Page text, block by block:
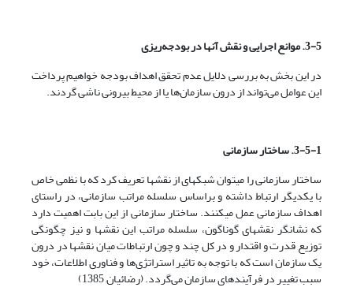
3-5. موانع اجرایی و نقش آنها در بودجه‌ریزی
در این بخش به بررسی دلایل عدم تحقق اهداف بودجه خواهیم پرداخت
این عوامل می‌تواند از درون سازمان‌ها یا از محیط بیرونی ناشی گردند.
3-5-1. ساختار سازمانی
ساختار سازمانی را می­توان شبکه­ای از نقش­ها تعریف کرد که با نظمی خاص
با یکدیگر ارتباط داشته و براساس سلسله مراتب سازمانی، در راستای
اهداف سازمانی عمل می­کنند. ساختار سازمانی از این بابت اهمیت دارد
که نشانگر نقش­های گوناگون­، سلسله مراتب این نقش­ها و نیز چگونگی
توزیع قدرت و اقتدار و در کل چند و چون ارتباطات میان نقش­ها در درون
یک سازمان است که با توجه به تاثیر استراتژی‌ها و فناوری اطلاعات، خود
سبب تغییر در فرآیندهای سازمان می‌گردد. (رضائیان, 1385)